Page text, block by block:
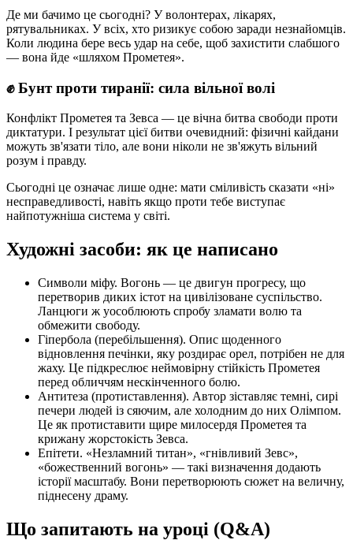
Де ми бачимо це сьогодні? У волонтерах, лікарях,
рятувальниках. У всіх, хто ризикує собою заради незнайомців.
Коли людина бере весь удар на себе, щоб захистити слабшого
— вона йде «шляхом Прометея».
✊ Бунт проти тиранії: сила вільної волі
Конфлікт Прометея та Зевса — це вічна битва свободи проти
диктатури. І результат цієї битви очевидний: фізичні кайдани
можуть зв'язати тіло, але вони ніколи не зв'яжуть вільний
розум і правду.
Сьогодні це означає лише одне: мати сміливість сказати «ні»
несправедливості, навіть якщо проти тебе виступає
найпотужніша система у світі.
Художні засоби: як це написано
Символи міфу. Вогонь — це двигун прогресу, що
перетворив диких істот на цивілізоване суспільство.
Ланцюги ж уособлюють спробу зламати волю та
обмежити свободу.
Гіпербола (перебільшення). Опис щоденного
відновлення печінки, яку роздирає орел, потрібен не для
жаху. Це підкреслює неймовірну стійкість Прометея
перед обличчям нескінченного болю.
Антитеза (протиставлення). Автор зіставляє темні, сирі
печери людей із сяючим, але холодним до них Олімпом.
Це як протиставити щире милосердя Прометея та
крижану жорстокість Зевса.
Епітети. «Незламний титан», «гнівливий Зевс»,
«божественний вогонь» — такі визначення додають
історії масштабу. Вони перетворюють сюжет на величну,
піднесену драму.
Що запитають на уроці (Q&A)